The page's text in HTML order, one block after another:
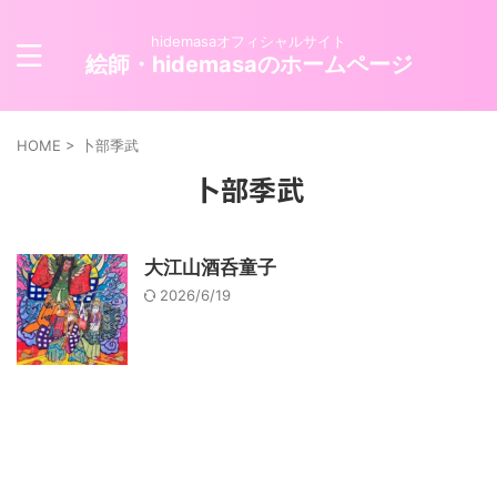
hidemasaオフィシャルサイト
絵師・hidemasaのホームページ
HOME > 卜部季武
卜部季武
大江山酒呑童子
2026/6/19